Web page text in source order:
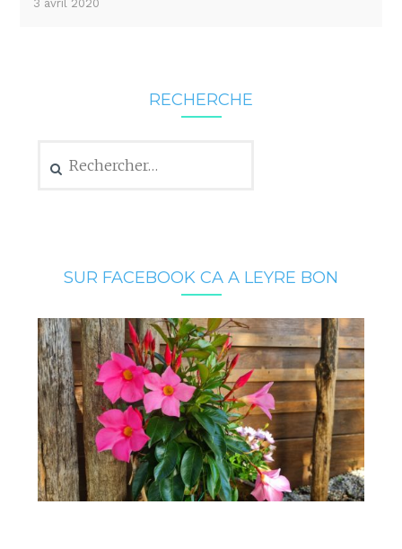
3 avril 2020
RECHERCHE
SUR FACEBOOK CA A LEYRE BON